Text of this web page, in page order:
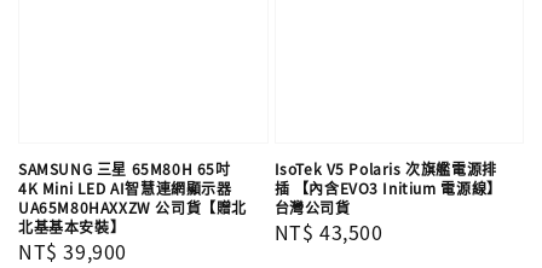
SAMSUNG 三星 65M80H 65吋
4K Mini LED AI智慧連網顯示器
UA65M80HAXXZW 公司貨【贈北
北基基本安裝】
Regular
NT$ 39,900
IsoTek V5 Polaris 次旗艦電源排
插 【內含EVO3 Initium 電源線】
台灣公司貨
Regular
NT$ 43,500